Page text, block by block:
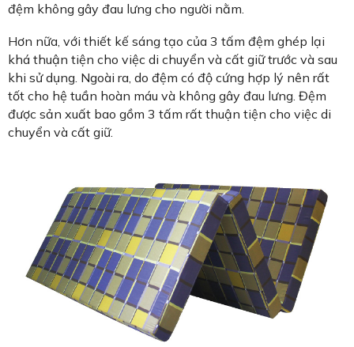
đệm không gây đau lưng cho người nằm.
Hơn nữa, với thiết kế sáng tạo của 3 tấm đệm ghép lại
khá thuận tiện cho việc di chuyển và cất giữ trước và sau
khi sử dụng. Ngoài ra, do đệm có độ cứng hợp lý nên rất
tốt cho hệ tuần hoàn máu và không gây đau lưng. Đệm
được sản xuất bao gồm 3 tấm rất thuận tiện cho việc di
chuyển và cất giữ.